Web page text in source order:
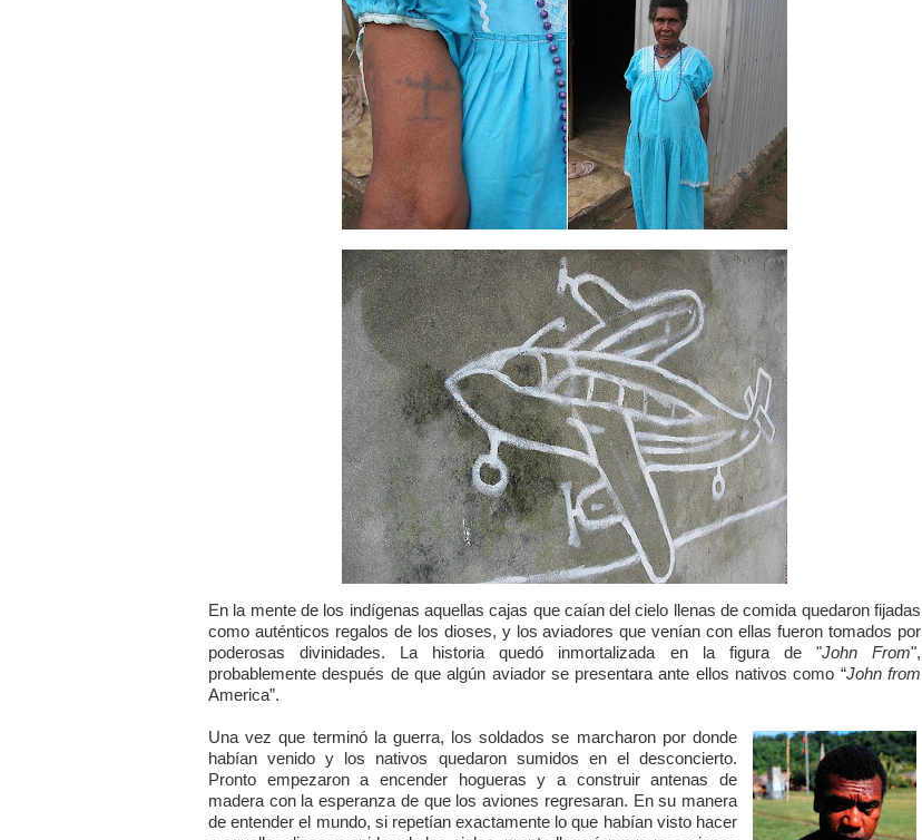
En la mente de los indígenas aquellas cajas que caían del cielo llenas de comida quedaron fijadas
como auténticos regalos de los dioses, y los aviadores que venían con ellas fueron tomados por
poderosas divinidades. La historia quedó inmortalizada en la figura de "John From",
probablemente después de que algún aviador se presentara ante ellos nativos como “John from
America”.
Una vez que terminó la guerra, los soldados se marcharon por donde
habían venido y los nativos quedaron sumidos en el desconcierto.
Pronto empezaron a encender hogueras y a construir antenas de
madera con la esperanza de que los aviones regresaran. En su manera
de entender el mundo, si repetían exactamente lo que habían visto hacer